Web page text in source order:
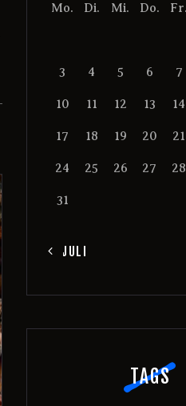
Mo. Di. Mi. Do. Fr.
3 4 5 6 7
10 11 12 13 14
17 18 19 20 21
24 25 26 27 28
31
« JULI
TAGS